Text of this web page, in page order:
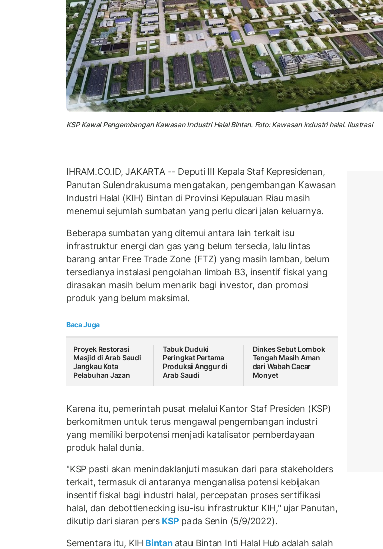
KSP Kawal Pengembangan Kawasan Industri Halal Bintan. Foto: Kawasan industri halal. Ilustrasi
IHRAM.CO.ID, JAKARTA -- Deputi III Kepala Staf Kepresidenan,
Panutan Sulendrakusuma mengatakan, pengembangan Kawasan
Industri Halal (KIH) Bintan di Provinsi Kepulauan Riau masih
menemui sejumlah sumbatan yang perlu dicari jalan keluarnya.
Beberapa sumbatan yang ditemui antara lain terkait isu
infrastruktur energi dan gas yang belum tersedia, lalu lintas
barang antar Free Trade Zone (FTZ) yang masih lamban, belum
tersedianya instalasi pengolahan limbah B3, insentif fiskal yang
dirasakan masih belum menarik bagi investor, dan promosi
produk yang belum maksimal.
Baca Juga
Proyek Restorasi
Masjid di Arab Saudi
Jangkau Kota
Pelabuhan Jazan
Tabuk Duduki
Peringkat Pertama
Produksi Anggur di
Arab Saudi
Dinkes Sebut Lombok
Tengah Masih Aman
dari Wabah Cacar
Monyet
Karena itu, pemerintah pusat melalui Kantor Staf Presiden (KSP)
berkomitmen untuk terus mengawal pengembangan industri
yang memiliki berpotensi menjadi katalisator pemberdayaan
produk halal dunia.
"KSP pasti akan menindaklanjuti masukan dari para stakeholders
terkait, termasuk di antaranya menganalisa potensi kebijakan
insentif fiskal bagi industri halal, percepatan proses sertifikasi
halal, dan debottlenecking isu-isu infrastruktur KIH," ujar Panutan,
dikutip dari siaran persKSP pada Senin (5/9/2022).
Sementara itu, KIH Bintan atau Bintan Inti Halal Hub adalah salah